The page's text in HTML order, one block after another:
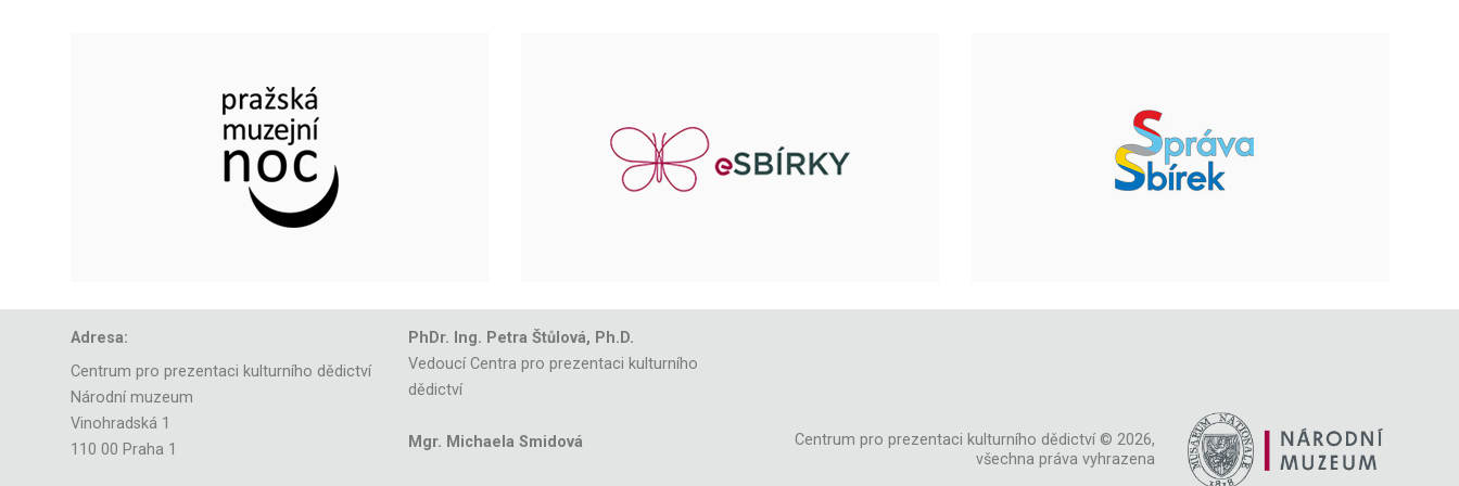
Adresa:
Centrum pro prezentaci kulturního dědictví
Národní muzeum
Vinohradská 1
110 00 Praha 1
PhDr. Ing. Petra Štůlová, Ph.D.
Vedoucí Centra pro prezentaci kulturního
dědictví
Mgr. Michaela Smidová
Centrum pro prezentaci kulturního dědictví © 2026,
všechna práva vyhrazena